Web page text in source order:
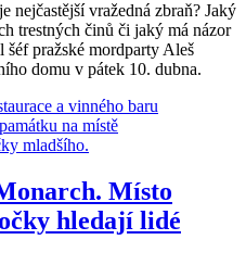
nejčastější vražedná zbraň? Jaký
trestných činů či jaký má názor
šéf pražské mordparty Aleš
domu v pátek 10. dubna.
Místo
hledají lidé